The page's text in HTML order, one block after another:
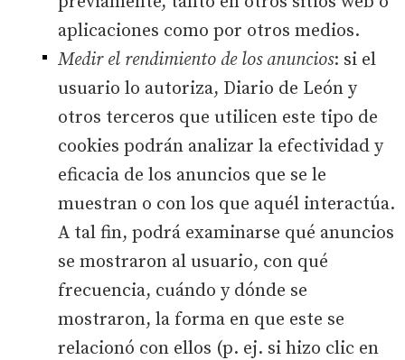
aplicaciones como por otros medios.
Medir el rendimiento de los anuncios: si el
usuario lo autoriza, Diario de León y
otros terceros que utilicen este tipo de
cookies podrán analizar la efectividad y
eficacia de los anuncios que se le
muestran o con los que aquél interactúa.
A tal fin, podrá examinarse qué anuncios
se mostraron al usuario, con qué
frecuencia, cuándo y dónde se
mostraron, la forma en que este se
relacionó con ellos (p. ej. si hizo clic en